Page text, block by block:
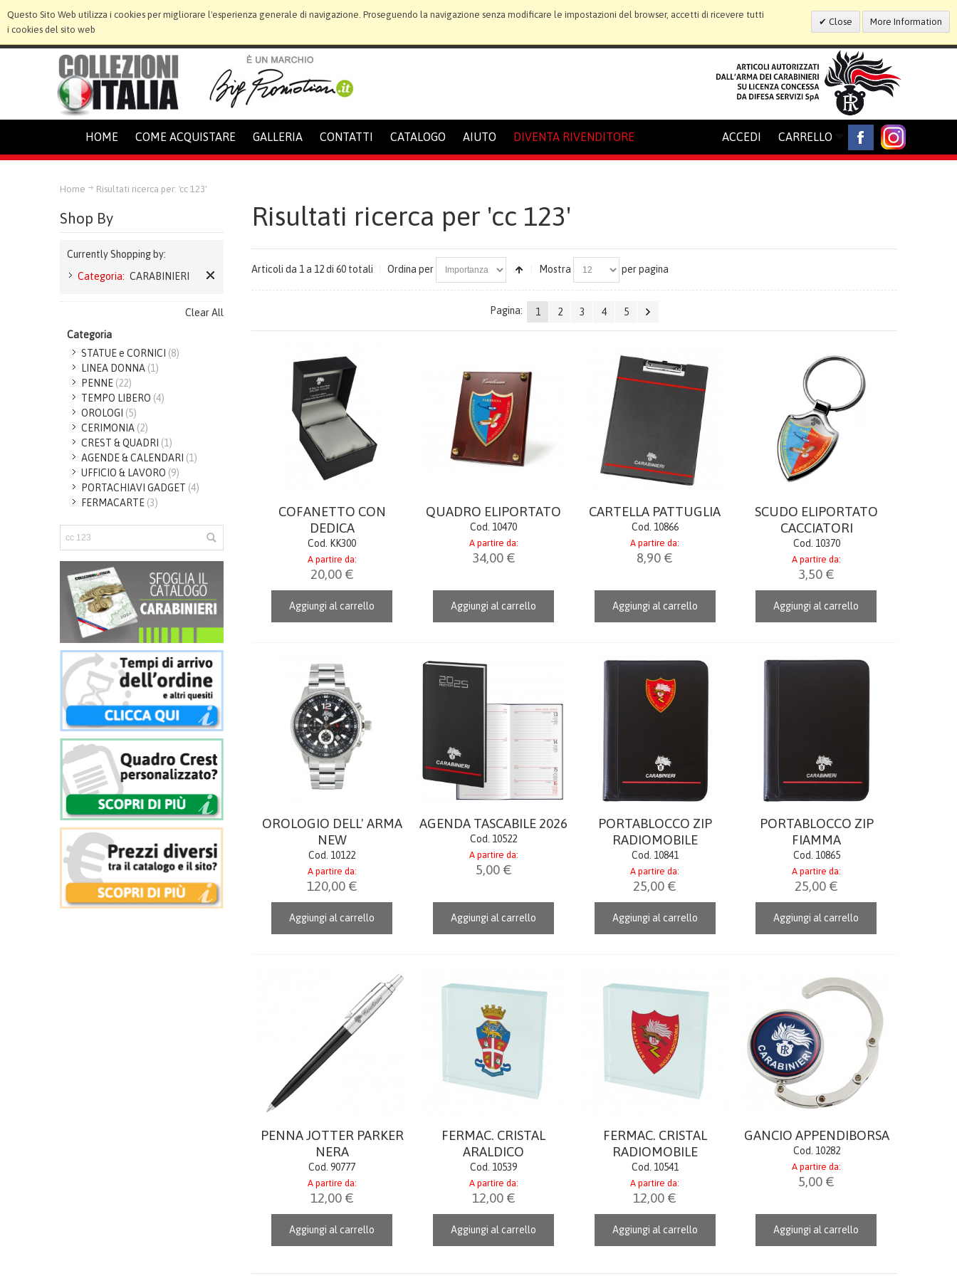
Questo Sito Web utilizza i cookies per migliorare l'esperienza generale di navigazione. Proseguendo la navigazione senza modificare le impostazioni del browser, accetti di ricevere tutti
i cookies del sito web
Close More Information
HOME COME ACQUISTARE GALLERIA CONTATTI CATALOGO AIUTO DIVENTA RIVENDITORE CARRELLO
ACCEDI
Home Risultati ricerca per: 'cc 123'
Risultati ricerca per 'cc 123'
Articoli da 1 a 12 di 60 totali Ordina per Mostra per pagina
Pagina: 1 2 3 4 5
COFANETTO CON
DEDICA
Cod. KK300
A partire da:
20,00 €
Aggiungi al carrello
QUADRO ELIPORTATO
Cod. 10470
A partire da:
34,00 €
Aggiungi al carrello
CARTELLA PATTUGLIA
Cod. 10866
A partire da:
8,90 €
Aggiungi al carrello
SCUDO ELIPORTATO
CACCIATORI
Cod. 10370
A partire da:
3,50 €
Aggiungi al carrello
OROLOGIO DELL' ARMA
NEW
Cod. 10122
A partire da:
120,00 €
Aggiungi al carrello
AGENDA TASCABILE 2026
Cod. 10522
A partire da:
5,00 €
Aggiungi al carrello
PORTABLOCCO ZIP
RADIOMOBILE
Cod. 10841
A partire da:
25,00 €
Aggiungi al carrello
PORTABLOCCO ZIP
FIAMMA
Cod. 10865
A partire da:
25,00 €
Aggiungi al carrello
PENNA JOTTER PARKER
NERA
Cod. 90777
A partire da:
12,00 €
Aggiungi al carrello
FERMAC. CRISTAL
ARALDICO
Cod. 10539
A partire da:
12,00 €
Aggiungi al carrello
FERMAC. CRISTAL
RADIOMOBILE
Cod. 10541
A partire da:
12,00 €
Aggiungi al carrello
GANCIO APPENDIBORSA
Cod. 10282
A partire da:
5,00 €
Aggiungi al carrello
Shop By
Currently Shopping by:
Categoria: CARABINIERI
Clear All
Categoria
STATUE e CORNICI (8)
LINEA DONNA (1)
PENNE (22)
TEMPO LIBERO (4)
OROLOGI (5)
CERIMONIA (2)
CREST & QUADRI (1)
AGENDE & CALENDARI (1)
UFFICIO & LAVORO (9)
PORTACHIAVI GADGET (4)
FERMACARTE (3)